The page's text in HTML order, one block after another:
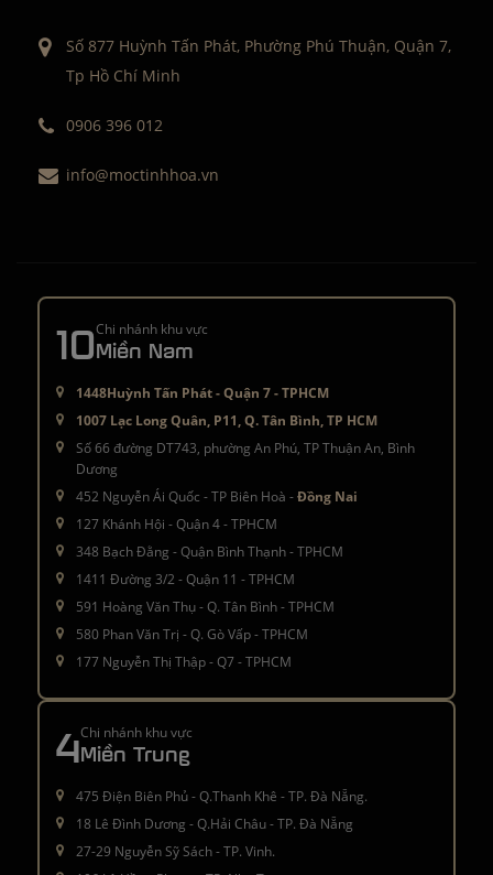
Số 877 Huỳnh Tấn Phát, Phường Phú Thuận, Quận 7,
Tp Hồ Chí Minh
0906 396 012
info@moctinhhoa.vn
10Chi nhánh khu vực
Miền Nam
1448Huỳnh Tấn Phát - Quận 7 - TPHCM
1007 Lạc Long Quân, P11, Q. Tân Bình, TP HCM
Số 66 đường DT743, phường An Phú, TP Thuận An, Bình
Dương
452 Nguyễn Ái Quốc - TP Biên Hoà -Đồng Nai
127 Khánh Hội - Quận 4 - TPHCM
348 Bạch Đằng - Quận Bình Thạnh - TPHCM
1411 Đường 3/2 - Quận 11 - TPHCM
591 Hoàng Văn Thụ - Q. Tân Bình - TPHCM
580 Phan Văn Trị - Q. Gò Vấp - TPHCM
177 Nguyễn Thị Thập - Q7 - TPHCM
4Chi nhánh khu vực
Miền Trung
475 Điện Biên Phủ - Q.Thanh Khê - TP. Đà Nẵng.
18 Lê Đình Dương - Q.Hải Châu - TP. Đà Nẵng
27-29 Nguyễn Sỹ Sách - TP. Vinh.